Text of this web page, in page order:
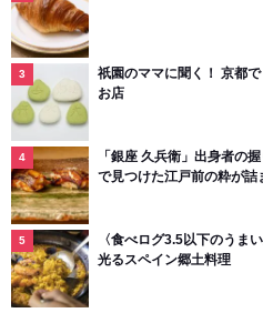
祇園のママに聞く！ 京都
お店
「銀座 久兵衛」出身者の
で見つけた江戸前の粋が詰
〈食べログ3.5以下のうま
光るスペイン郷土料理